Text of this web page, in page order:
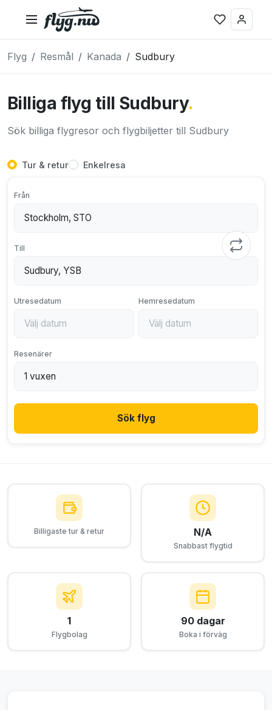
Flyg Resmål Kanada Sudbury
Billiga flyg till Sudbury.
Sök billiga flygresor och flygbiljetter till Sudbury
Tur & retur Enkelresa
Från
Till
Utresedatum Hemresedatum
Resenärer
Sök flyg
Billigaste tur & retur N/A
Snabbast flygtid
1
Flygbolag
90 dagar
Boka i förväg